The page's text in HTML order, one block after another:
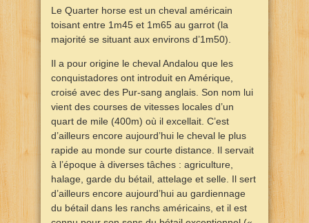
Le Quarter horse est un cheval américain
toisant entre 1m45 et 1m65 au garrot (la
majorité se situant aux environs d’1m50).
Il a pour origine le cheval Andalou que les
conquistadores ont introduit en Amérique,
croisé avec des Pur-sang anglais. Son nom lui
vient des courses de vitesses locales d’un
quart de mile (400m) où il excellait. C’est
d’ailleurs encore aujourd’hui le cheval le plus
rapide au monde sur courte distance. Il servait
à l’époque à diverses tâches : agriculture,
halage, garde du bétail, attelage et selle. Il sert
d’ailleurs encore aujourd’hui au gardiennage
du bétail dans les ranchs américains, et il est